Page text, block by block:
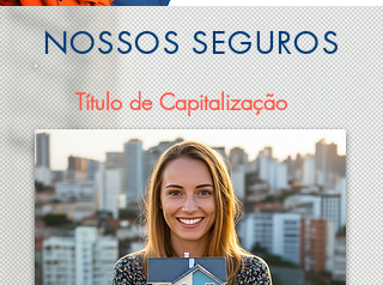
NOSSOS SEGUROS
Título de Capitalização